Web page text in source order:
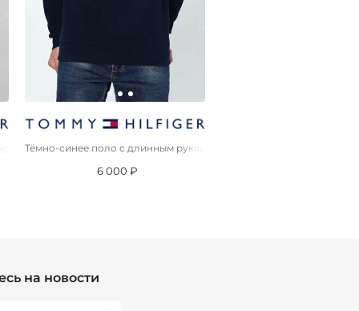
Тёмно-синее поло с длинным рукавом Tommy Hilfiger
6 000 ₽
на новости